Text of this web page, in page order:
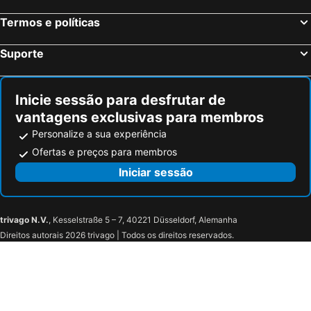
Aubigné, bed and breakfasts
Fontcouverte, bed and breakfasts
Jarnac-Champagne, bed and breakfasts
Triac-Lautrait, bed and breakfasts
Termos e políticas
Suporte
Inicie sessão para desfrutar de
vantagens exclusivas para membros
Personalize a sua experiência
Ofertas e preços para membros
Iniciar sessão
trivago N.V., Kesselstraße 5 – 7, 40221 Düsseldorf, Alemanha
Direitos autorais 2026 trivago | Todos os direitos reservados.